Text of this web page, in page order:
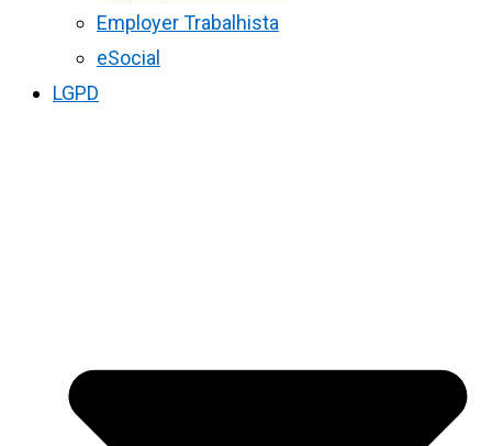
Employer Trabalhista
eSocial
LGPD